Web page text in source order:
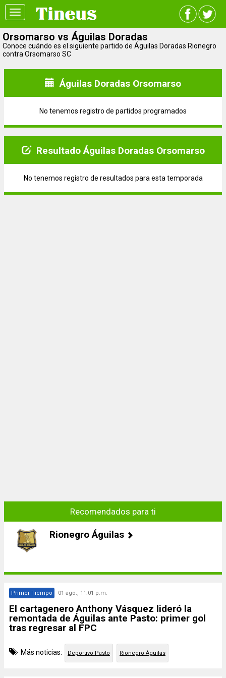
Toggle
navigation
Orsomarso vs Águilas Doradas
Conoce cuándo es el siguiente partido de Águilas Doradas Rionegro
contra Orsomarso SC
Águilas Doradas Orsomarso
No tenemos registro de partidos programados
Resultado Águilas Doradas Orsomarso
No tenemos registro de resultados para esta temporada
Recomendados para ti
Rionegro Águilas
Primer Tiempo 01 ago., 11:01 p.m.
El cartagenero Anthony Vásquez lideró la
remontada de Águilas ante Pasto: primer gol
tras regresar al FPC
Más noticias: Deportivo Pasto Rionegro Águilas